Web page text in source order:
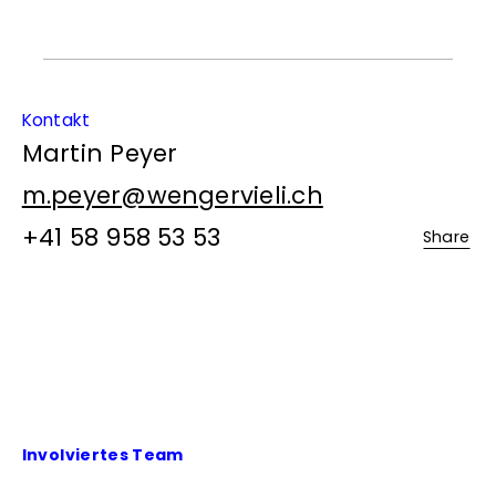
Kontakt
Martin Peyer
m.peyer@wengervieli.ch
+41 58 958 53 53
Involviertes Team
Share